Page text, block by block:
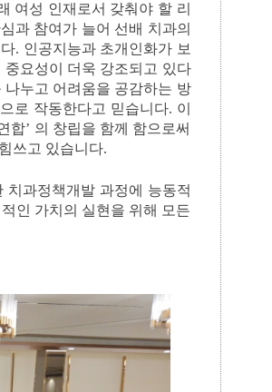
여성 인재로서 갖춰야 할 리
과 참여가 늘어 선배 치과의
. 인공지능과 초개인화가 보
요성이 더욱 강조되고 있다
누고 어려움을 공감하는 방
로 작동한다고 믿습니다. 이
합’ 의 창립을 함께 함으로써
쓰고 있습니다.
치과정책개발 과정에 능동적
인 가치의 실현을 위해 모든